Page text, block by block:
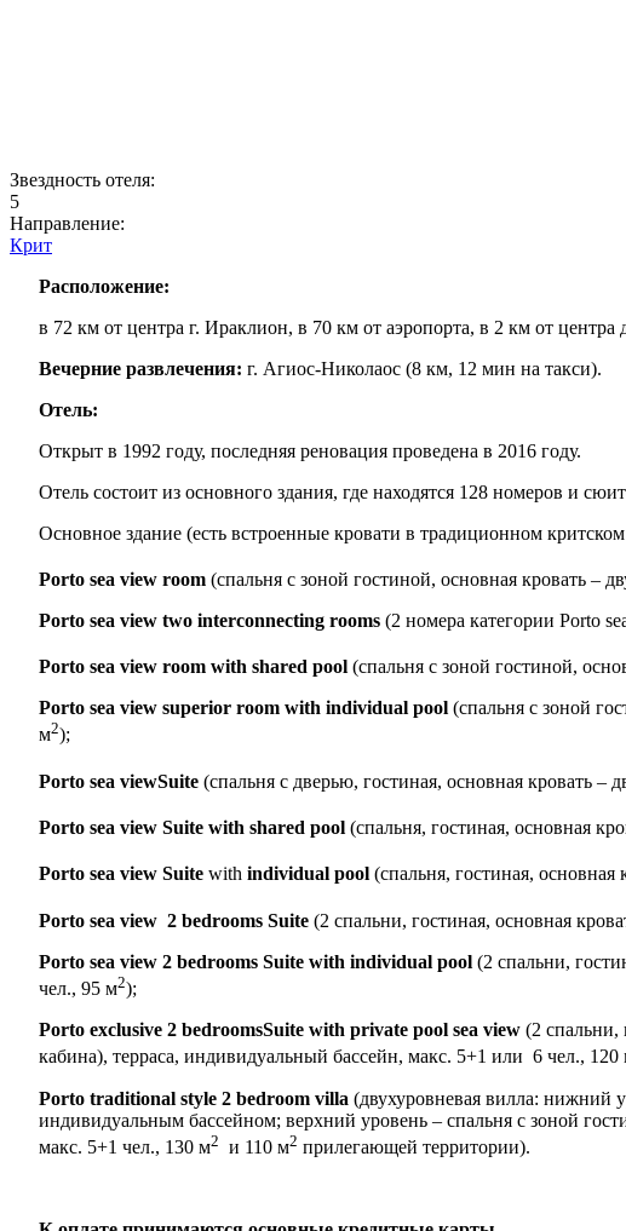
Звездность отеля:
5
Направление:
Крит
Расположение:
в 72 км от центра г. Ираклион, в 70 км от аэропорта, в 2 км от
Вечерние развлечения: г. Агиос-Николаос (8 км, 12 мин на такси).
Отель:
Открыт в 1992 году, последняя реновация проведена в 2016 году.
Отель состоит из основного здания, где находятся 128 номеров и
Основное здание (есть встроенные кровати в традиционном
Porto sea view room (спальня с зоной гостиной, основная кровать –
Porto sea view two interconnecting rooms (2 номера категории Porto
Porto sea view room with shared pool (спальня с зоной гостиной,
Porto sea view superior room with individual pool (спальня с зоной
м2);
Porto sea viewSuite (спальня с дверью, гостиная, основная кровать
Porto sea view Suite with shared pool (спальня, гостиная, основная
Porto sea view Suite with individual pool (спальня, гостиная,
Porto sea view 2 bedrooms Suite (2 спальни, гостиная, основная
Porto sea view 2 bedrooms Suite with individual pool (2 спальни,
чел., 95 м2);
Porto exclusive 2 bedroomsSuite with private pool sea view (2 спальни,
кабина), терраса, индивидуальный бассейн, макс. 5+1 или 6 чел., 120
Porto traditional style 2 bedroom villa (двухуровневая вилла: нижний
индивидуальным бассейном; верхний уровень – спальня с зоной
макс. 5+1 чел., 130 м2 и 110 м2 прилегающей территории).